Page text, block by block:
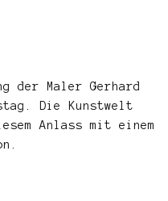
der Maler Gerhard
Die Kunstwelt
Anlass mit einem